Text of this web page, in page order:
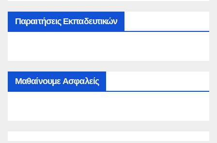
Παραιτήσεις Εκπαδευτικών
Μαθαίνουμε Ασφαλείς